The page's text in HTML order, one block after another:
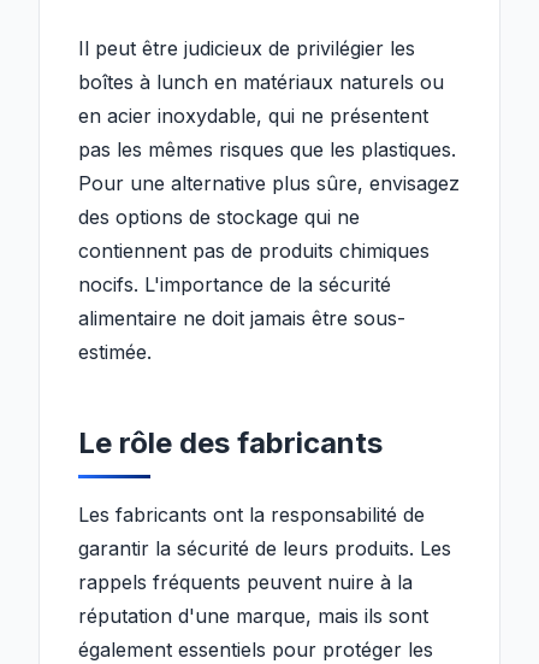
Il peut être judicieux de privilégier les
boîtes à lunch en matériaux naturels ou
en acier inoxydable, qui ne présentent
pas les mêmes risques que les plastiques.
Pour une alternative plus sûre, envisagez
des options de stockage qui ne
contiennent pas de produits chimiques
nocifs. L'importance de la sécurité
alimentaire ne doit jamais être sous-
estimée.
Le rôle des fabricants
Les fabricants ont la responsabilité de
garantir la sécurité de leurs produits. Les
rappels fréquents peuvent nuire à la
réputation d'une marque, mais ils sont
également essentiels pour protéger les